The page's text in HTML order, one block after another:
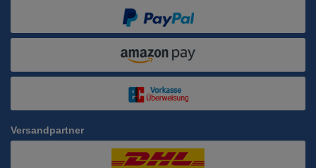
Versandpartner